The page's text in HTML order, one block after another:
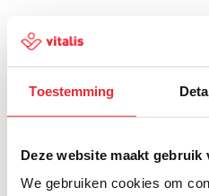
Toestemming
Deze website maakt gebruik
We gebruiken cookies om